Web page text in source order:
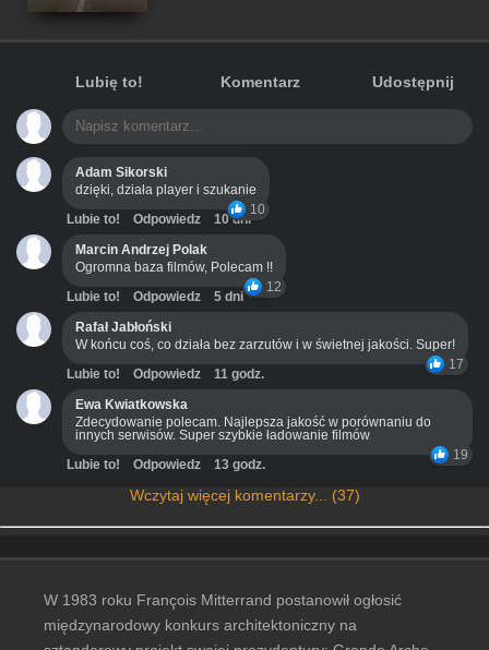
Lubię to! Komentarz Udostępnij
Adam Sikorski
dzięki, działa player i szukanie
10
Lubie to! Odpowiedz
10 dni
Marcin Andrzej Polak
Ogromna baza filmów, Polecam !!
12
Lubie to! Odpowiedz
5 dni
Rafał Jabłoński
W końcu coś, co działa bez zarzutów i w świetnej jakości. Super!
17
Lubie to! Odpowiedz
11 godz.
Ewa Kwiatkowska
Zdecydowanie polecam. Najlepsza jakość w porównaniu do
innych serwisów. Super szybkie ładowanie filmów
19
Lubie to! Odpowiedz 13 godz.
Wczytaj więcej komentarzy... (37)
W 1983 roku François Mitterrand postanowił ogłosić
międzynarodowy konkurs architektoniczny na